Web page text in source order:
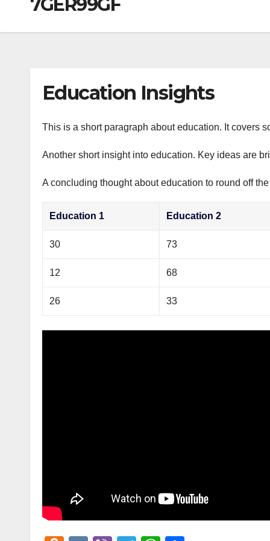
7GER99GF
Education Insights
This is a short paragraph about education. It covers
Another short insight into education. Key ideas are
A concluding thought about education to round off
Education 1 Education 2
30 73
12 68
26 33
m